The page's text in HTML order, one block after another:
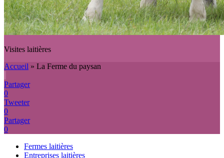
Visites laitières
Accueil » La Ferme du paysan
Partager
0
Tweeter
0
Partager
0
Fermes laitières
Entreprises laitières